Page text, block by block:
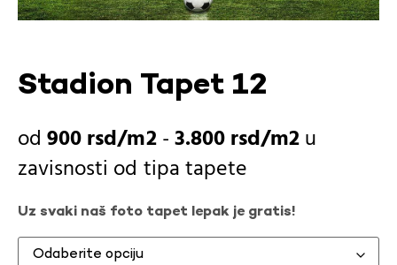
Stadion Tapet 12
900rsd -3.800rsd
u
zavisnosti od tipa tapete
Uz svaki naš foto tapet lepak je gratis!